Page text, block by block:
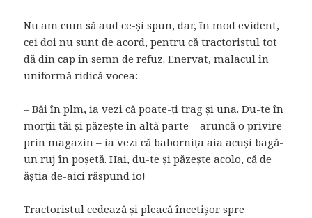
Nu am cum să aud ce-și spun, dar, în mod evident,
cei doi nu sunt de acord, pentru că tractoristul tot
dă din cap în semn de refuz. Enervat, malacul în
uniformă ridică vocea:
– Băi în plm, ia vezi că poate-ți trag și una. Du-te în
morții tăi și păzește în altă parte – aruncă o privire
prin magazin – ia vezi că babornița aia acuși bagă-
un ruj în poșetă. Hai, du-te și păzește acolo, că de
ăștia de-aici răspund io!
Tractoristul cedează și pleacă încetișor spre